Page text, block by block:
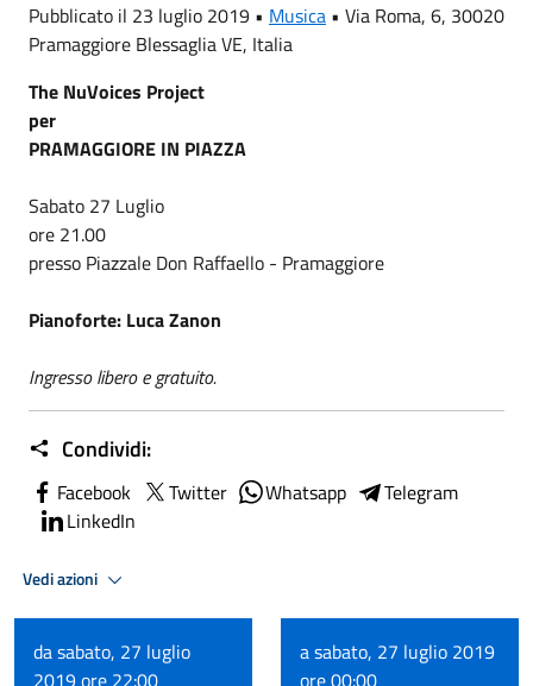
Pubblicato il 23 luglio 2019 • Musica • Via Roma, 6, 30020
Pramaggiore Blessaglia VE, Italia
The NuVoices Project
per
PRAMAGGIORE IN PIAZZA
Sabato 27 Luglio
ore 21.00
presso Piazzale Don Raffaello - Pramaggiore
Pianoforte: Luca Zanon
Ingresso libero e gratuito.
Condividi:
Facebook Twitter Whatsapp
Telegram
LinkedIn
Vedi azioni
da sabato, 27 luglio
2019 ore 22:00
a sabato, 27 luglio 2019
ore 00:00